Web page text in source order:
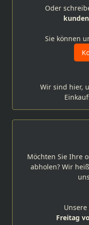
Oder
Sie können
Wir sind hier,
Möchten Sie Ihre
abholen? Wir
Freitag